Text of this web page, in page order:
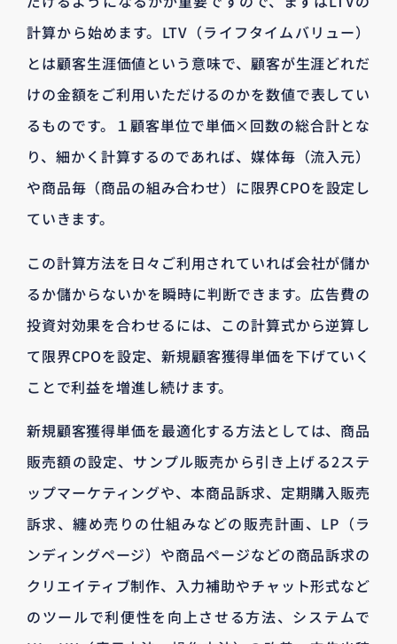
計算から始めます。LTV（ライフタイムバリュー）
とは顧客生涯価値という意味で、顧客が生涯どれだ
けの金額をご利用いただけるのかを数値で表してい
るものです。１顧客単位で単価×回数の総合計とな
り、細かく計算するのであれば、媒体毎（流入元）
や商品毎（商品の組み合わせ）に限界CPOを設定し
ていきます。
この計算方法を日々ご利用されていれば会社が儲か
るか儲からないかを瞬時に判断できます。広告費の
投資対効果を合わせるには、この計算式から逆算し
て限界CPOを設定、新規顧客獲得単価を下げていく
ことで利益を増進し続けます。
新規顧客獲得単価を最適化する方法としては、商品
販売額の設定、サンプル販売から引き上げる2ステ
ップマーケティングや、本商品訴求、定期購入販売
訴求、纏め売りの仕組みなどの販売計画、LP（ラ
ンディングページ）や商品ページなどの商品訴求の
クリエイティブ制作、入力補助やチャット形式など
のツールで利便性を向上させる方法、システムで